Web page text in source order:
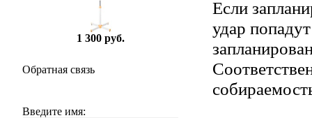
1 300 руб.
Обратная связь
Введите имя:
Если
удар